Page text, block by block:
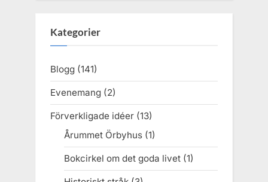
Kategorier
Blogg (141)
Evenemang (2)
Förverkligade idéer (13)
Årummet Örbyhus(1)
Bokcirkel om det goda livet(1)